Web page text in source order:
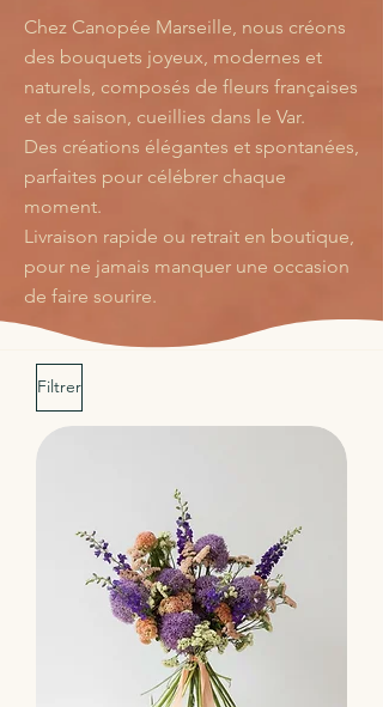
Chez Canopée Marseille, nous créons
des bouquets joyeux, modernes et
naturels, composés de fleurs françaises
et de saison, cueillies dans le Var.
Des créations élégantes et spontanées,
parfaites pour célébrer chaque
moment.
Livraison rapide ou retrait en boutique,
pour ne jamais manquer une occasion
de faire sourire.
Filtrer